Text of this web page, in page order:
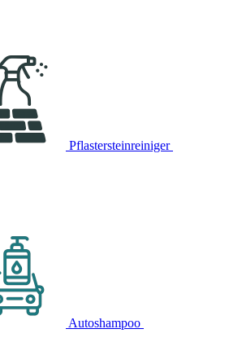
Pflastersteinreiniger
Autoshampoo